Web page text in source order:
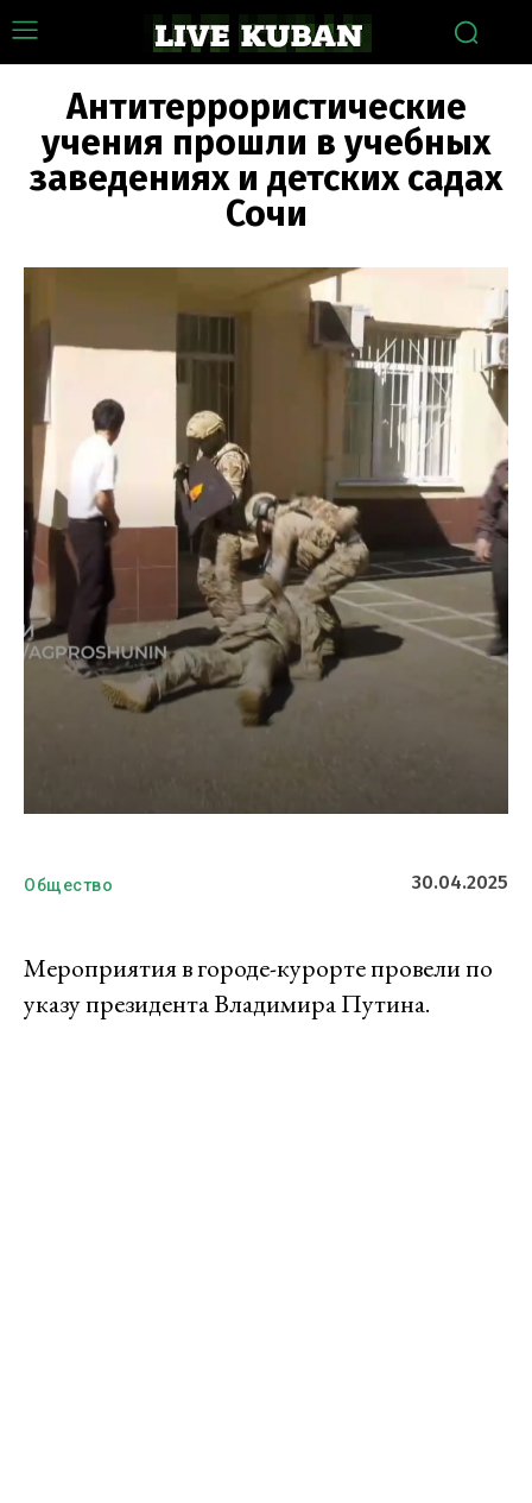
Антитеррористические
учения прошли в учебных
заведениях и детских садах
Сочи
Общество 30.04.2025
Мероприятия в городе-курорте провели по
указу президента Владимира Путина.